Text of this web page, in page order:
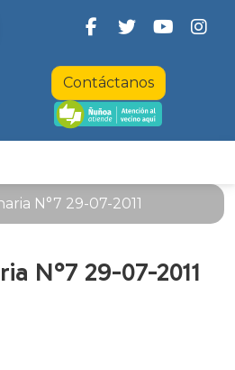
Contáctanos
N°7 29-07-2011
N°7 29-07-2011